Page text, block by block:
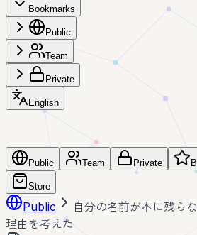
Bookmarks
Public
Team
Private
English
Public Team Private
Store
Public
自分の名前が本に残ら
理由を考えた